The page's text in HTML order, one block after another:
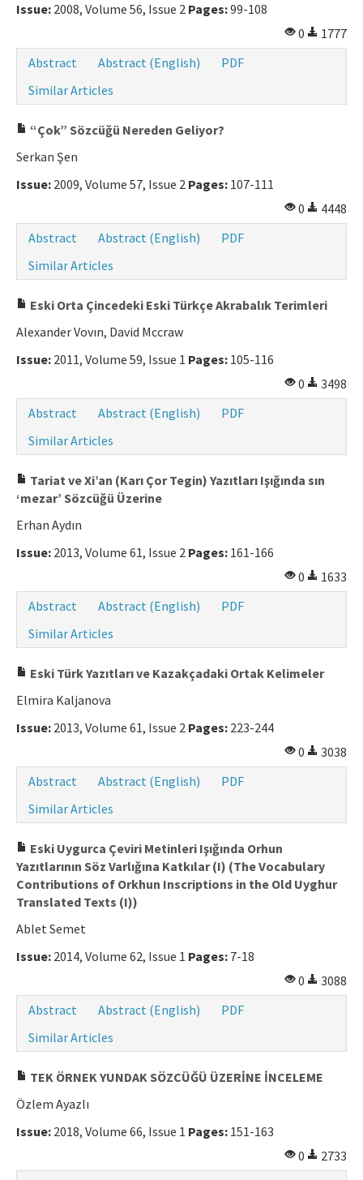
Issue: 2008, Volume 56, Issue 2 Pages:99-108
0
1777
Abstract
Abstract (English)
PDF
Similar Articles
“Çok” Sözcüğü Nereden Geliyor?
Serkan Şen
Issue: 2009, Volume 57, Issue 2 Pages: 107-111
0
4448
Abstract
Abstract (English)
PDF
Similar Articles
Eski Orta Çincedeki Eski Türkçe Akrabalık Terimleri
Alexander Vovın, David Mccraw
Issue: 2011, Volume 59, Issue 1 Pages: 105-116
0
3498
Abstract
Abstract (English)
PDF
Similar Articles
Tariat ve Xi’an (Karı Çor Tegin) Yazıtları Işığında sın
‘mezar’ Sözcüğü Üzerine
Erhan Aydın
Issue: 2013, Volume 61, Issue 2 Pages: 161-166
0
1633
Abstract
Abstract (English)
PDF
Similar Articles
Eski Türk Yazıtları ve Kazakçadaki Ortak Kelimeler
Elmira Kaljanova
Issue: 2013, Volume 61, Issue 2 Pages: 223-244
0
3038
Abstract
Abstract (English)
PDF
Similar Articles
Eski Uygurca Çeviri Metinleri Işığında Orhun
Yazıtlarının Söz Varlığına Katkılar (I) (The Vocabulary
Contributions of Orkhun Inscriptions in the Old Uyghur
Translated Texts (I))
Ablet Semet
Issue: 2014, Volume 62, Issue 1 Pages: 7-18
0
3088
Abstract
Abstract (English)
PDF
Similar Articles
TEK ÖRNEK YUNDAK SÖZCÜĞÜ ÜZERİNE İNCELEME
Özlem Ayazlı
Issue: 2018, Volume 66, Issue 1 Pages: 151-163
0
2733